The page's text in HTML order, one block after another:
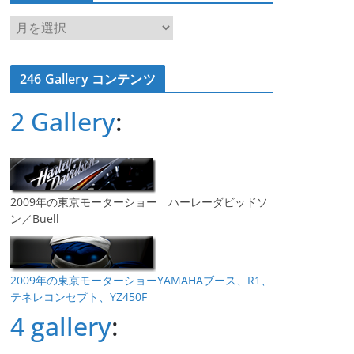
ア
ー
カ
イ246 Gallery コンテンツ
2 Gallery:
2009年の東京モーターショー ハーレーダビッドソ
ン／Buell
2009年の東京モーターショーYAMAHAブース、R1、
テネレコンセプト、YZ450F
4 gallery: